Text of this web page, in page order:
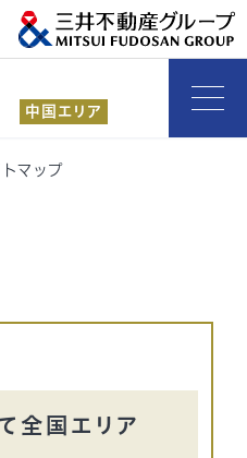
中国エリア
マップ
全国エリア